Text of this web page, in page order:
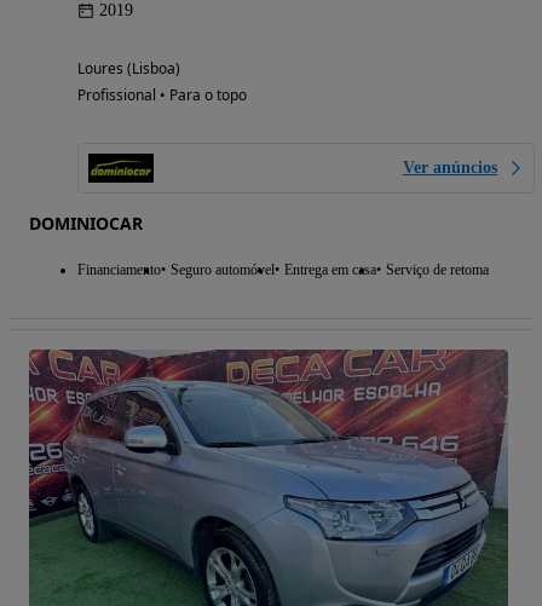
2019
Loures (Lisboa)
Profissional • Para o topo
Ver anúncios
DOMINIOCAR
Financiamento Seguro automóvel Entrega em casa Serviço de retoma